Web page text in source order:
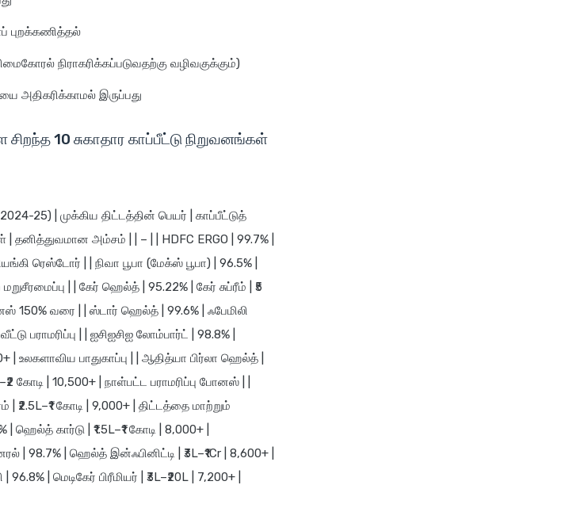
புறக்கணித்தல்
நிராகரிக்கப்படுவதற்கு வழிவகுக்கும்)
அதிகரிக்காமல் இருப்பது
10 சுகாதார காப்பீட்டு நிறுவனங்கள்
25) | முக்கிய திட்டத்தின் பெயர் | காப்பீட்டுத்
அம்சம் | | – | | HDFC ERGO | 99.7% |
ரெஸ்டோர் | | நிவா பூபா (மேக்ஸ் பூபா) | 96.5% |
மறுசீரமைப்பு | | கேர் ஹெல்த் | 95.22% | கேர் சுப்ரீம் | ₹5
வரை | | ஸ்டார் ஹெல்த் | 99.6% | ஃபேமிலி
பராமரிப்பு | | ஐசிஐசிஐ லோம்பார்ட் | 98.8% |
| உலகளாவிய பாதுகாப்பு | | ஆதித்யா பிர்லா ஹெல்த் |
கோடி | 10,500+ | நாள்பட்ட பராமரிப்பு போனஸ் | |
கோடி | 9,000+ | திட்டத்தை மாற்றும்
கார்டு | ₹1.5L–₹1 கோடி | 8,000+ |
98.7% | ஹெல்த் இன்ஃபினிட்டி | ₹3L–₹1Cr | 8,600+ |
| மெடிகேர் பிரீமியர் | ₹3L–₹20L | 7,200+ |